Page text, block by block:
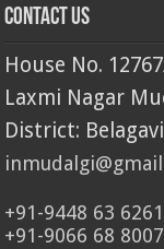
Contact Us
House No.
Laxmi Nagar
District: Belagavi
+91-9448 63 6261
+91-9066 68 8007